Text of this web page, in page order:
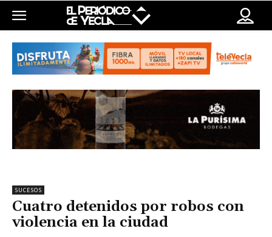
SUCESOS
Cuatro detenidos por robos con
violencia en la ciudad